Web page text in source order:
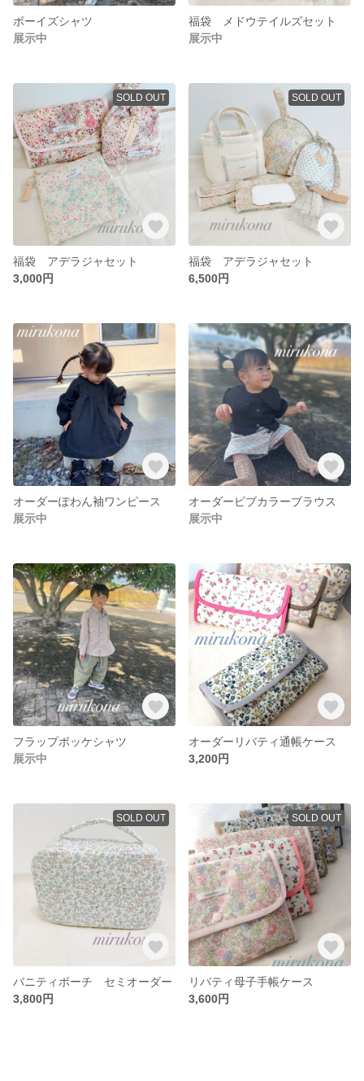
ボーイズシャツ
展示中
福袋 メドウテイルズセット
展示中
SOLD OUT
福袋 アデラジャセット
3,000円
SOLD OUT
福袋 アデラジャセット
6,500円
オーダーぽわん袖ワンピース
展示中
オーダービブカラーブラウス
展示中
フラップポッケシャツ
展示中
オーダーリバティ通帳ケース
3,200円
SOLD OUT
バニティポーチ セミオーダー
3,800円
SOLD OUT
リバティ母子手帳ケース
3,600円